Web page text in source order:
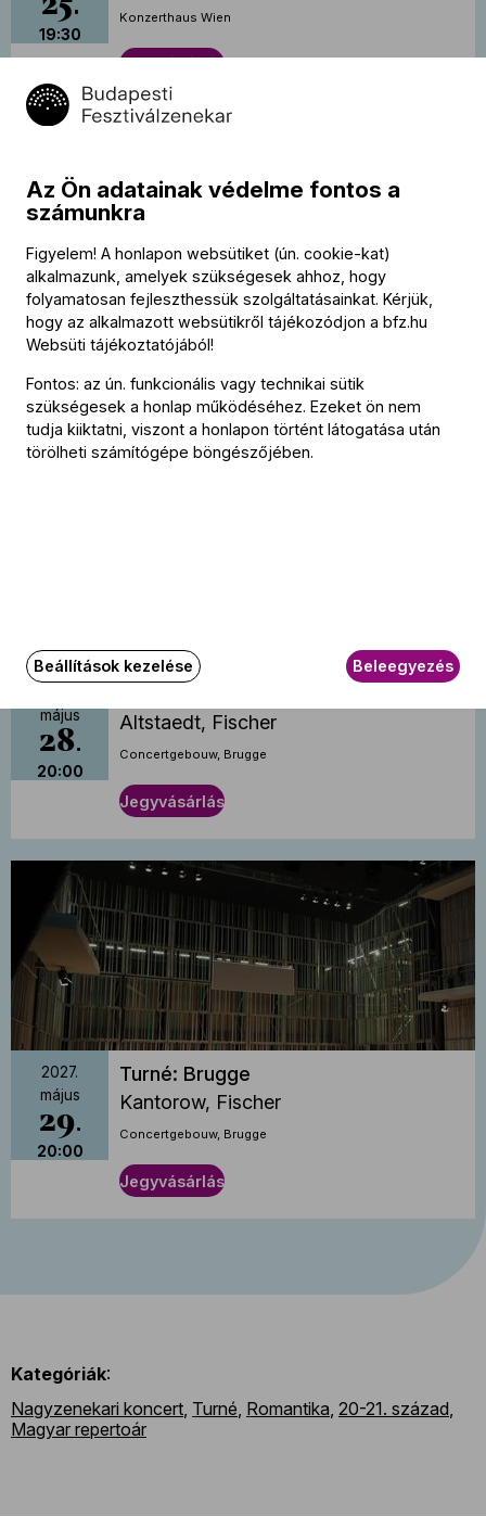
19:30
Konzerthaus Wien
Jegyvásárlás
2027.
27
20:00
Turné: Kamarakoncert Brugge-ben
Concertgebouw, Brugge
Jegyvásárlás
május
28
20:00
Altstaedt, Fischer
Concertgebouw, Brugge
Jegyvásárlás
2027.
május
29
20:00
Turné: Brugge
Kantorow, Fischer
Concertgebouw, Brugge
Jegyvásárlás
Kategóriák:
Nagyzenekari koncert Turné Romantika 20-21. század
Magyar repertoár
Az Ön adatainak védelme fontos a
számunkra
Figyelem! A honlapon websütiket (ún. cookie-kat)
alkalmazunk, amelyek szükségesek ahhoz, hogy
folyamatosan fejleszthessük szolgáltatásainkat. Kérjük,
hogy az alkalmazott websütikről tájékozódjon a bfz.hu
Websüti tájékoztatójából!
Fontos: az ún. funkcionális vagy technikai sütik
szükségesek a honlap működéséhez. Ezeket ön nem
tudja kiiktatni, viszont a honlapon történt látogatása után
törölheti számítógépe böngészőjében.
Beállítások kezelése Beleegyezés